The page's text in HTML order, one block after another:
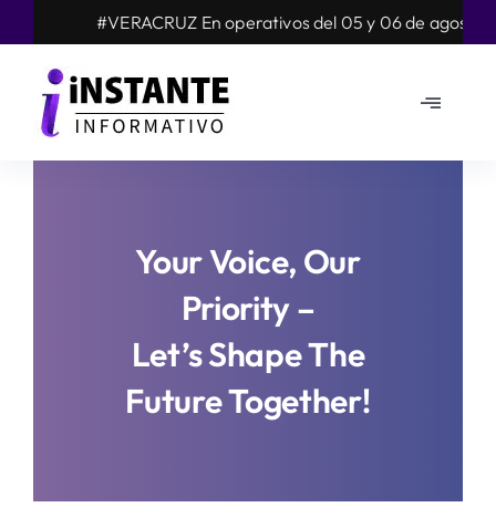
to
content
#VERACRUZ En operativos del 05 y 06 de agosto
Toggle
Mundo
Your Voice, Our
Priority –
Let’s Shape The
Future Together!